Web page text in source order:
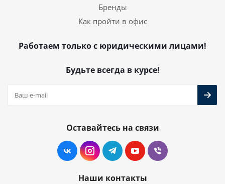
Бренды
Как пройти в офис
Работаем только с юридическими лицами!
Будьте всегда в курсе!
Оставайтесь на связи
Наши контакты